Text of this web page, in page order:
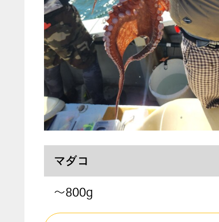
マダコ
～800g